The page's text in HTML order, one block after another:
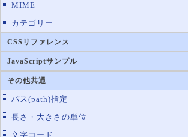
MIME
カテゴリー
CSSリファレンス
JavaScriptサンプル
その他共通
パス(path)指定
長さ・大きさの単位
文字コード